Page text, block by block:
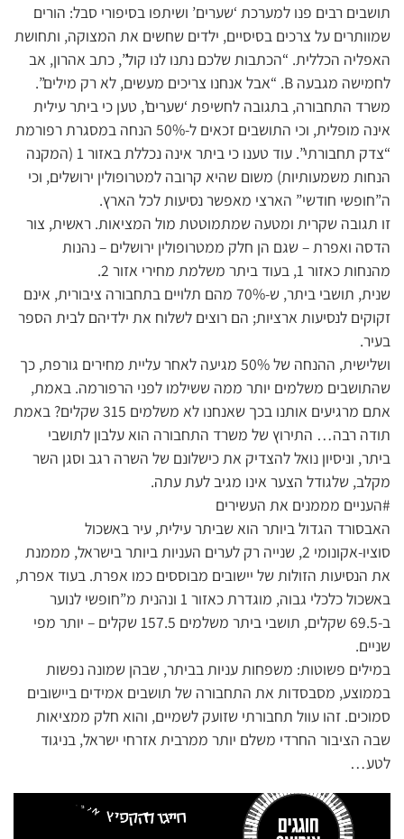
תושבים רבים פנו למערכת ‘שערים’ ושיתפו בסיפורי סבל: הורים
שמוותרים על צרכים בסיסיים, ילדים שחשים את המצוקה, ותחושת
האפליה הכללית. “הכתבות שלכם נתנו לנו קול”, כתב אהרון, אב
לחמישה מגבעה B. “אבל אנחנו צריכים מעשים, לא רק מילים”.
משרד התחבורה, בתגובה לחשיפת ‘שערים’, טען כי ביתר עילית
אינה מופלית, וכי התושבים זכאים ל-50% הנחה במסגרת רפורמת
“צדק תחבורתי”. עוד טענו כי ביתר אינה נכללת באזור 1 (המקנה
הנחות משמעותיות) משום שהיא קרובה למטרופולין ירושלים, וכי
ה”חופשי חודשי” הארצי מאפשר נסיעות לכל הארץ.
זו תגובה שקרית ומטעה שמתמוטטת מול המציאות. ראשית, צור
הדסה ואפרת – שגם הן חלק ממטרופולין ירושלים – נהנות
מהנחות כאזור 1, בעוד ביתר משלמת מחירי אזור 2.
שנית, תושבי ביתר, ש-70% מהם תלויים בתחבורה ציבורית, אינם
זקוקים לנסיעות ארציות; הם רוצים לשלוח את ילדיהם לבית הספר
בעיר.
ושלישית, ההנחה של 50% מגיעה לאחר עליית מחירים גורפת, כך
שהתושבים משלמים יותר ממה ששילמו לפני הרפורמה. באמת,
אתם מרגיעים אותנו בכך שאנחנו לא משלמים 315 שקלים? באמת
תודה רבה… התירוץ של משרד התחבורה הוא עלבון לתושבי
ביתר, וניסיון נואל להצדיק את כישלונם של השרה רגב וסגן השר
מקלב, שלגודל הצער אינו מגיב לעת עתה.
#העניים מממנים את העשירים
האבסורד הגדול ביותר הוא שביתר עילית, עיר באשכול
סוציו-אקונומי 2, שנייה רק לערים העניות ביותר בישראל, מממנת
את הנסיעות הזולות של יישובים מבוססים כמו אפרת. בעוד אפרת,
באשכול כלכלי גבוה, מוגדרת כאזור 1 ונהנית מ”חופשי לנוער
ב-69.5 שקלים, תושבי ביתר משלמים 157.5 שקלים – יותר מפי
שניים.
במילים פשוטות: משפחות עניות בביתר, שבהן שמונה נפשות
בממוצע, מסבסדות את התחבורה של תושבים אמידים ביישובים
סמוכים. זהו עוול תחבורתי שזועק לשמיים, והוא חלק ממציאות
שבה הציבור החרדי משלם יותר ממרבית אזרחי ישראל, בניגוד
לטע…